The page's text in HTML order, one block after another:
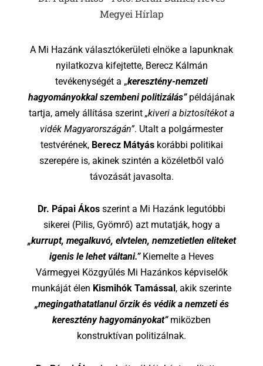
Megyei Hírlap
A Mi Hazánk választókerületi elnöke a lapunknak
nyilatkozva kifejtette, Berecz Kálmán
tevékenységét a „keresztény-nemzeti
hagyományokkal szembeni politizálás”példájának
tartja, amely állítása szerint „kiveri a biztosítékot a
vidék Magyarországán”. Utalt a polgármester
testvérének, Berecz Mátyáskorábbi politikai
szerepére is, akinek szintén a közéletből való
távozását javasolta.
Dr. Pápai Ákos szerint a Mi Hazánk legutóbbi
sikerei (Pilis, Gyömrő) azt mutatják, hogy a
„kurrupt, megalkuvó, elvtelen, nemzetietlen eliteket
igenis le lehet váltani.”Kiemelte a Heves
Vármegyei Közgyűlés Mi Hazánkos képviselők
munkáját élen Kismihók Tamással , akik szerinte
„megingathatatlanul őrzik és védik a nemzeti és
keresztény hagyományokat”miközben
konstruktívan politizálnak.